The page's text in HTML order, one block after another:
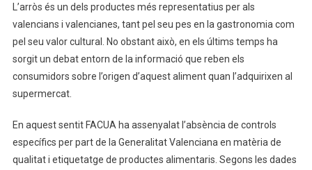
L’arròs és un dels productes més representatius per als
valencians i valencianes, tant pel seu pes en la gastronomia com
pel seu valor cultural. No obstant això, en els últims temps ha
sorgit un debat entorn de la informació que reben els
consumidors sobre l’origen d’aquest aliment quan l’adquirixen al
supermercat.
En aquest sentit FACUA ha assenyalat l’absència de controls
específics per part de la Generalitat Valenciana en matèria de
qualitat i etiquetatge de productes alimentaris. Segons les dades